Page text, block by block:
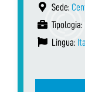
Sede:
Tipologia:
Lingua: